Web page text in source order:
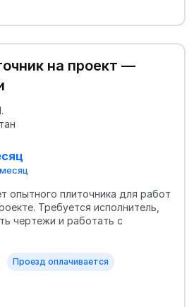
на проект —
опытного плиточника для работ
Требуется исполнитель,
чертежи и работать с
Проезд оплачивается